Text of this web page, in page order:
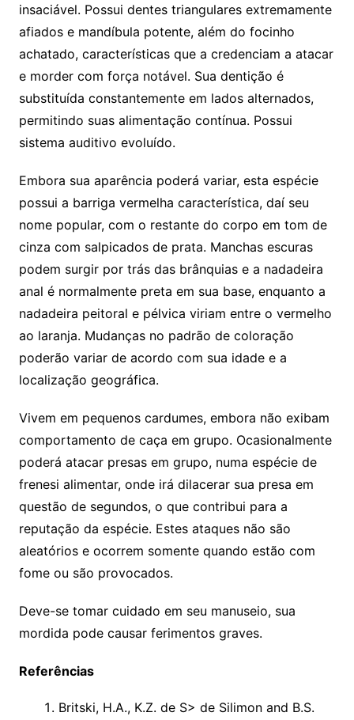
insaciável. Possui dentes triangulares extremamente
afiados e mandíbula potente, além do focinho
achatado, características que a credenciam a atacar
e morder com força notável. Sua dentição é
substituída constantemente em lados alternados,
permitindo suas alimentação contínua. Possui
sistema auditivo evoluído.
Embora sua aparência poderá variar, esta espécie
possui a barriga vermelha característica, daí seu
nome popular, com o restante do corpo em tom de
cinza com salpicados de prata. Manchas escuras
podem surgir por trás das brânquias e a nadadeira
anal é normalmente preta em sua base, enquanto a
nadadeira peitoral e pélvica viriam entre o vermelho
ao laranja. Mudanças no padrão de coloração
poderão variar de acordo com sua idade e a
localização geográfica.
Vivem em pequenos cardumes, embora não exibam
comportamento de caça em grupo. Ocasionalmente
poderá atacar presas em grupo, numa espécie de
frenesi alimentar, onde irá dilacerar sua presa em
questão de segundos, o que contribui para a
reputação da espécie. Estes ataques não são
aleatórios e ocorrem somente quando estão com
fome ou são provocados.
Deve-se tomar cuidado em seu manuseio, sua
mordida pode causar ferimentos graves.
Referências
Britski, H.A., K.Z. de S> de Silimon and B.S.